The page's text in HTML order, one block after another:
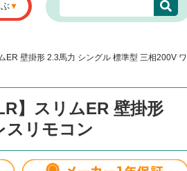
壁掛形 2.3馬力 シングル 標準型 三相200V ワ
】スリムER 壁掛形
スリモコン